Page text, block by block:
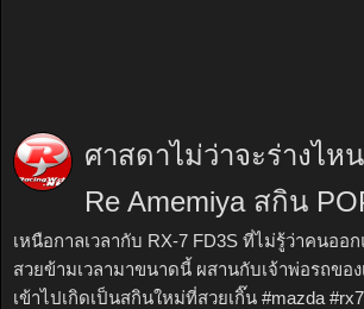
ศาสดาไม่ว่าจะร่างไห
Re Amemiya สกิน
เหนือกาลเวลากับ RX-7 FD3S ที่ไม่รู้ว่าคนออ
สวยข้ามเวลามาขนาดนี้ ผสานกับเจ้าพ่อรถของ
เข้าไปเกิดเป็นสกินใหม่ที่สวยเกิ๊น #mazda